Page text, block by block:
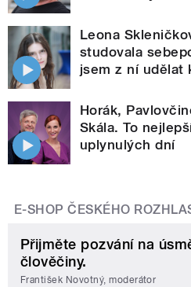
Leona
studovala
jsem z ní udělat
Horák,
Skála. To
uplynulých dní
E-SHOP ČESKÉHO
Přijměte pozvání na
člověčiny.
František Novotný, moderátor